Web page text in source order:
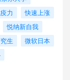
力
快速上涨
悦纳新自我
生
微软日本